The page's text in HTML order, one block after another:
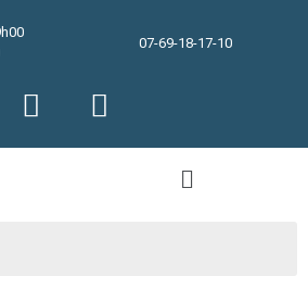
07-69-18-17-10